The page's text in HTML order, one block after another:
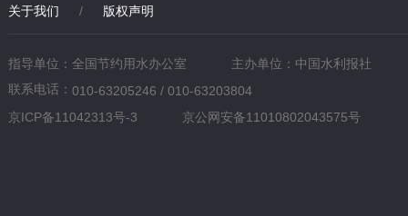
关于我们 / 版权声明
指导单位：全国节约用水办公室
主办单位：中国水利报社
联系电话： 010-63205246 / 010-63203804
京ICP备11042313号-3
京公网安备11010802043575号